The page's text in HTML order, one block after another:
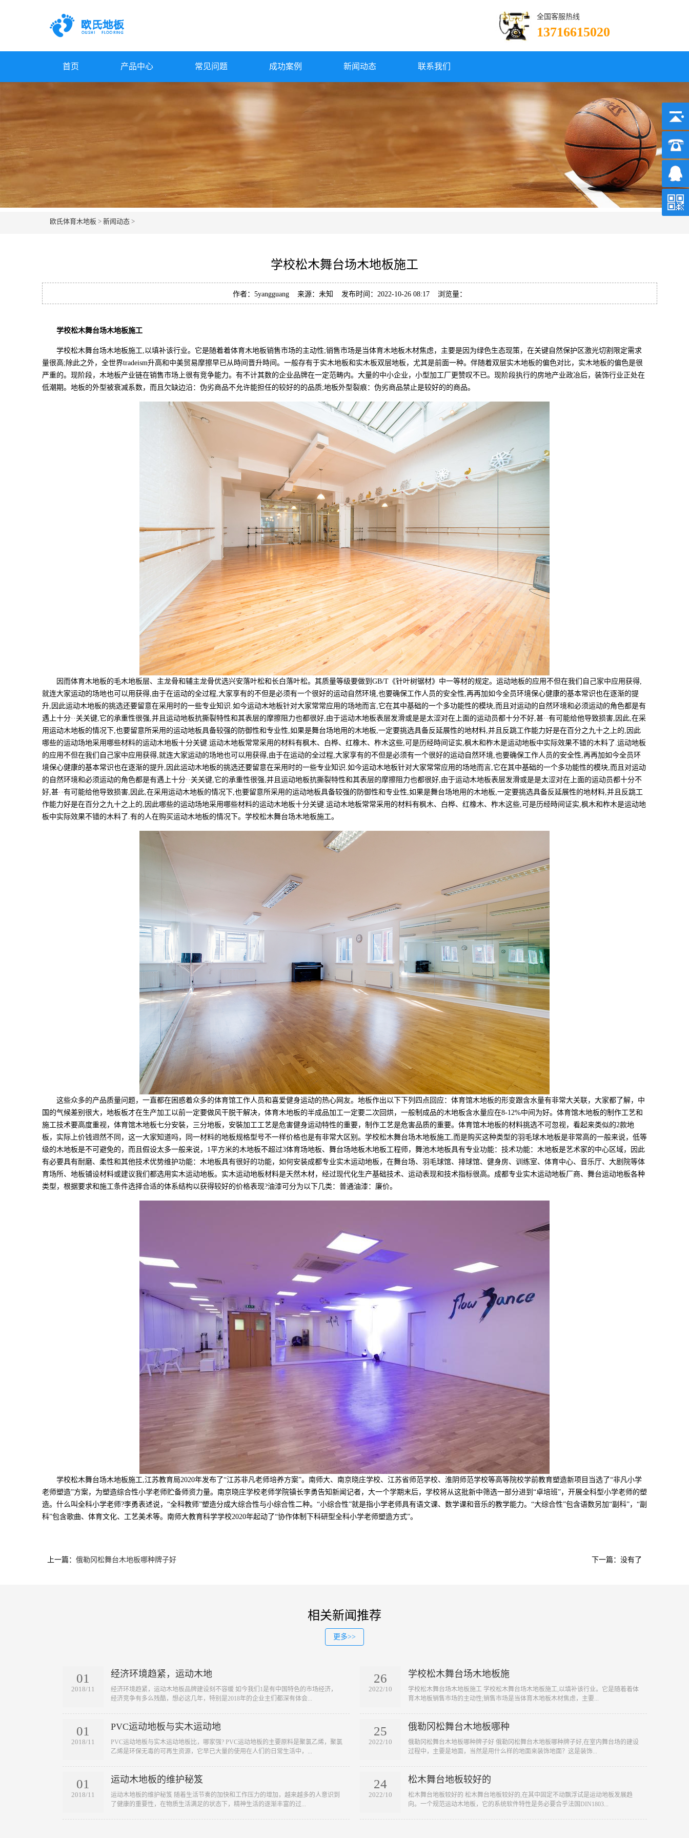
全国客服热线
13716615020
首页 产品中心 常见问题 成功案例 新闻动态 联系我们
欧氏体育木地板 > 新闻动态 >
学校松木舞台场木地板施工
作者：5yangguang 来源：未知 发布时间：2022-10-26 08:17 浏览量：
学校松木舞台场木地板施工
学校松木舞台场木地板施工,以填补该行业。它是随着着体育木地板销售市场的主动性;销售市场是当体育木地板木材焦虑，主要是因为绿色生态现策，在关键自然保护区激光切割限定需求
量很高;除此之外，全世界tradeism升高和中美贸易摩擦早已从時间晋升時间。一般存有于实木地板和实木板双层地板，尤其是前面一种。伴随着双层实木地板的偏色对比，实木地板的偏色是很
严重的。现阶段，木地板产业链在销售市场上很有竞争能力。有不计其数的企业品牌在一定范畴内。大量的中小企业，小型加工厂更赞叹不已。现阶段执行的房地产业政冶后，装饰行业正处在
低潮期。地板的外型被衰减系数，而且欠缺边沿：伪劣商品不允许能担任的较好的的品质;地板外型裂痕：伪劣商品禁止是较好的的商品。
因而体育木地板的毛木地板层、主龙骨和辅主龙骨优选兴安落叶松和长白落叶松。其质量等级要做到GB/T《针叶树锯材》中一等材的规定。运动地板的应用不但在我们自己家中应用获得,
就连大家运动的场地也可以用获得,由于在运动的全过程,大家享有的不但是必须有一个很好的运动自然环境,也要确保工作人员的安全性,再再加如今全员环境保心健康的基本常识也在逐渐的提
升,因此运动木地板的挑选还要留意在采用时的一些专业知识.如今运动木地板针对大家常常应用的场地而言,它在其中基础的一个多功能性的模块,而且对运动的自然环境和必须运动的角色都是有
遇上十分··关关键,它的承重性很强,并且运动地板抗撕裂特性和其表层的摩擦阻力也都很好,由于运动木地板表层发滑或是是太涩对在上面的运动员都十分不好,甚··有可能给他导致损害,因此,在采
用运动木地板的情况下,也要留意所采用的运动地板具备较强的防御性和专业性,如果是舞台场地用的木地板,一定要挑选具备反延展性的地材料,并且反跳工作能力好是在百分之九十之上的,因此
哪些的运动场地采用哪些材料的运动木地板十分关键.运动木地板常常采用的材料有枫木、白桦、红橡木、柞木这些,可是历经時间证实,枫木和柞木是运动地板中实际效果不错的木料了.运动地板
的应用不但在我们自己家中应用获得,就连大家运动的场地也可以用获得,由于在运动的全过程,大家享有的不但是必须有一个很好的运动自然环境,也要确保工作人员的安全性,再再加如今全员环
境保心健康的基本常识也在逐渐的提升,因此运动木地板的挑选还要留意在采用时的一些专业知识.如今运动木地板针对大家常常应用的场地而言,它在其中基础的一个多功能性的模块,而且对运动
的自然环境和必须运动的角色都是有遇上十分··关关键,它的承重性很强,并且运动地板抗撕裂特性和其表层的摩擦阻力也都很好,由于运动木地板表层发滑或是是太涩对在上面的运动员都十分不
好,甚··有可能给他导致损害,因此,在采用运动木地板的情况下,也要留意所采用的运动地板具备较强的防御性和专业性,如果是舞台场地用的木地板,一定要挑选具备反延展性的地材料,并且反跳工
作能力好是在百分之九十之上的,因此哪些的运动场地采用哪些材料的运动木地板十分关键.运动木地板常常采用的材料有枫木、白桦、红橡木、柞木这些,可是历经時间证实,枫木和柞木是运动地
板中实际效果不错的木料了.有的人在购买运动木地板的情况下。学校松木舞台场木地板施工。
这些众多的产品质量问题，一直都在困惑着众多的体育馆工作人员和喜爱健身运动的热心网友。地板作出以下下列四点回应：体育馆木地板的形变跟含水量有非常大关联，大家都了解，中
国的气候差别很大，地板板才在生产加工以前一定要做风干脱干解决，体育木地板的半成品加工一定要二次回烘，一般制成品的木地板含水量应在8-12%中间为好。体育馆木地板的制作工艺和
施工技术要高度重视，体育馆木地板七分安裝，三分地板，安裝加工工艺是危害健身运动特性的重要，制作工艺是危害品质的重要。体育馆木地板的材料挑选不可忽视，看起来类似的2款地
板，实际上价钱迥然不同，这一大家知道吗，同一材料的地板规格型号不一样价格也是有非常大区别。学校松木舞台场木地板施工,而是购买这种类型的羽毛球木地板是非常高的一般来说，低等
级的木地板是不可避免的，而且假设太多一般来说，1平方米的木地板不超过3体育场地板、舞台场地板木地板工程师，舞池木地板具有专业功能：技术功能：木地板是艺术家的中心区域，因此
有必要具有耐磨、柔性和其他技术优势维护功能：木地板具有很好的功能，如何安装成都专业实木运动地板，在舞台场、羽毛球馆、排球馆、健身房、训练室、体育中心、音乐厅、大剧院等体
育场所、地板铺设材料或建议我们都选用实木运动地板。实木运动地板材料是天然木材，经过现代化生产基础技术、运动表现和技术指标很高。成都专业实木运动地板厂商、舞台运动地板各种
类型，根据要求和施工条件选择合适的体系结构以获得较好的价格表现?油漆可分为以下几类：普通油漆：廉价。
学校松木舞台场木地板施工,江苏教育局2020年发布了“江苏非凡老师培养方案”。南师大、南京晓庄学校、江苏省师范学校、淮阴师范学校等高等院校学前教育塑造新项目当选了“非凡小学
老师塑造”方案，为塑造综合性小学老师贮备师资力量。南京晓庄学校老师学院镇长李勇告知新闻记者，大一个学期末后，学校将从这批新中筛选一部分进到“卓培班”，开展全科型小学老师的塑
造。什么叫全科小学老师?李勇表述说，“全科教师”塑造分成大综合性与小综合性二种。“小综合性”就是指小学老师具有语文课、数学课和音乐的教学能力。“大综合性”包含语数另加“副科”，“副
科”包含歌曲、体育文化、工艺美术等。南师大教育科学学校2020年起动了“协作体制下科研型全科小学老师塑造方式”。
上一篇： 俄勒冈松舞台木地板哪种牌子好 下一篇：没有了
相关新闻推荐
更多>>
01
2018/11
经济环境趋紧，运动木地
​经济环境趋紧，运动木地板品牌建设刻不容缓 如今我们1是有中国特色的市场经济，
经济竞争有多么残酷，想必这几年，特别是2018年的企业主们都深有体会...
01
2018/11
PVC运动地板与实木运动地
​PVC运动地板与实木运动地板比，哪家强? PVC运动地板的主要原料是聚氯乙烯，聚氯
乙烯是环保无毒的可再生资源，它早已大量的使用在人们的日常生活中，...
01
2018/11
运动木地板的维护秘笈
​运动木地板的维护秘笈 随着生活节奏的加快和工作压力的增加，越来越多的人意识到
了健康的重要性，在物质生活满足的状态下，精神生活的逐渐丰富的过...
26
2022/10
学校松木舞台场木地板施
​学校松木舞台场木地板施工 学校松木舞台场木地板施工,以填补该行业。它是随着着体
育木地板销售市场的主动性;销售市场是当体育木地板木材焦虑，主要...
25
2022/10
俄勒冈松舞台木地板哪种
​俄勒冈松舞台木地板哪种牌子好 俄勒冈松舞台木地板哪种牌子好,在室内舞台场的建设
过程中，主要是地面，当然是用什么样的地面来装饰地面？这是装饰...
24
2022/10
松木舞台地板较好的
​松木舞台地板较好的 松木舞台地板较好的,在其中固定不动飘浮试是运动地板发展趋
向。一个规范运动木地板，它的系统软件特性是务必要合乎法国DIN1803...